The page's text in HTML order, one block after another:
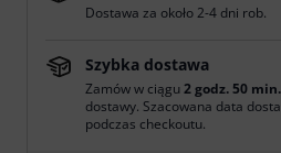
Dostawa za około 2-4 dni rob.
Szybka dostawa
Zamów w ciągu2 godz. 50 min.
dostawy. Szacowana data
podczas checkoutu.